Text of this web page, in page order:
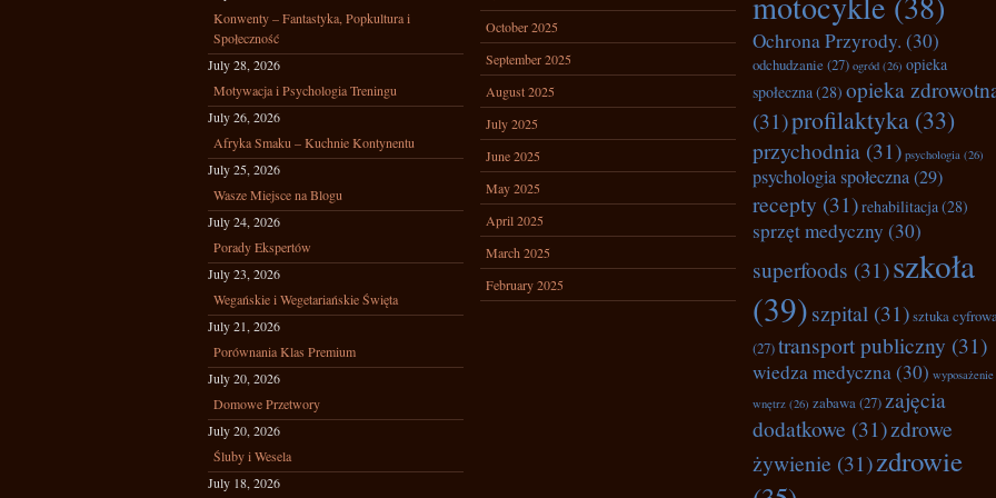
Konwenty – Fantastyka, Popkultura i
Społeczność
July 28, 2026
Motywacja i Psychologia Treningu
July 26, 2026
Afryka Smaku – Kuchnie Kontynentu
July 25, 2026
Wasze Miejsce na Blogu
July 24, 2026
Porady Ekspertów
July 23, 2026
Wegańskie i Wegetariańskie Święta
July 21, 2026
Porównania Klas Premium
July 20, 2026
Domowe Przetwory
July 20, 2026
Śluby i Wesela
July 18, 2026
October 2025
September 2025
August 2025
July 2025
June 2025
May 2025
April 2025
March 2025
February 2025
Ochrona Przyrody. (30)
odchudzanie (27) ogród (26) opieka
społeczna(28) opieka
(31)profilaktyka (33)
przychodnia (31) psychologia (26)
psychologia społeczna(29)
recepty (31)rehabilitacja(28)
sprzęt medyczny (30)
superfoods (31)szkoła
(39)szpital (31)sztuka
(27)transport publiczny (31)
wiedza medyczna(30) wyposażenie
wnętrz (26) zabawa(27) zajęcia
dodatkowe (31)zdrowe
żywienie (31)zdrowie